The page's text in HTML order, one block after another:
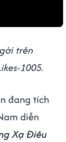
trên
1005.
đang tích
diễn
Xạ Điêu